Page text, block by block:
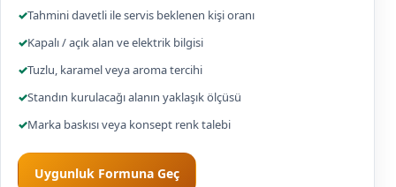
✓Tahmini davetli ile servis beklenen kişi oranı
✓Kapalı / açık alan ve elektrik bilgisi
✓Tuzlu, karamel veya aroma tercihi
✓Standın kurulacağı alanın yaklaşık ölçüsü
✓Marka baskısı veya konsept renk talebi
Uygunluk Formuna Geç